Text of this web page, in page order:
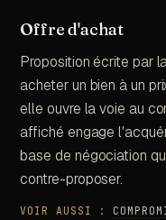
Offre d'achat
Proposition écrite par
acheter un bien à un
elle ouvre la voie au
affiché engage
base de négociation
contre-proposer.
VOIR AUSSI :